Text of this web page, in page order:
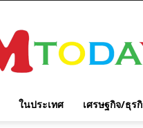
TODAY
ในประเทศ เศรษฐกิจ/ธุร